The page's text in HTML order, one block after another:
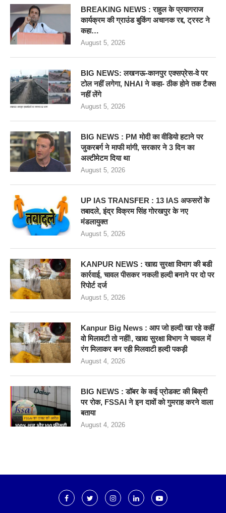
BREAKING NEWS : राहुल के प्रयागराज
कार्यक्रम की ग्राउंड बुकिंग अचानक रद्द, ट्रस्ट ने
कहा…
August 5, 2026
BIG NEWS: लखनऊ-कानपुर एक्सप्रेस-वे पर
टोल नहीं लगेगा, NHAI ने कहा- ठीक होने तक टैक्स
नहीं लेंगे
August 5, 2026
BIG NEWS : PM मोदी का वीडियो हटाने पर
जुकरबर्ग ने माफी मांगी, सरकार ने 3 दिन का
अल्टीमेटम दिया था
August 5, 2026
UP IAS TRANSFER : 13 IAS अफसरों के
तबादले, इंद्र विक्रम सिंह गोरखपुर के नए
मंडलायुक्त
August 5, 2026
KANPUR NEWS : खाद्य सुरक्षा विभाग की बडी
कार्रवाई, चावल पीसकर नकली हल्दी बनाने पर दो पर
रिपोर्ट दर्ज
August 5, 2026
Kanpur Big News : आप जो हल्दी खा रहे कहीं
वो मिलावटी तो नहीं!, खाद्य सुरक्षा विभाग ने चावल में
रंग मिलाकर बन रही मिलवाटी हल्दी पकड़ी
August 4, 2026
BIG NEWS : डॉबर के कई प्रोडक्ट की बिक्री
पर रोक, FSSAI ने इन दावों को गुमराह करने वाला
बताया
August 4, 2026